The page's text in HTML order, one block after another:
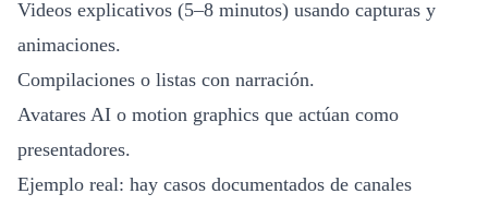
Videos explicativos (5–8 minutos) usando capturas y
animaciones.
Compilaciones o listas con narración.
Avatares AI o motion graphics que actúan como
presentadores.
Ejemplo real: hay casos documentados de canales